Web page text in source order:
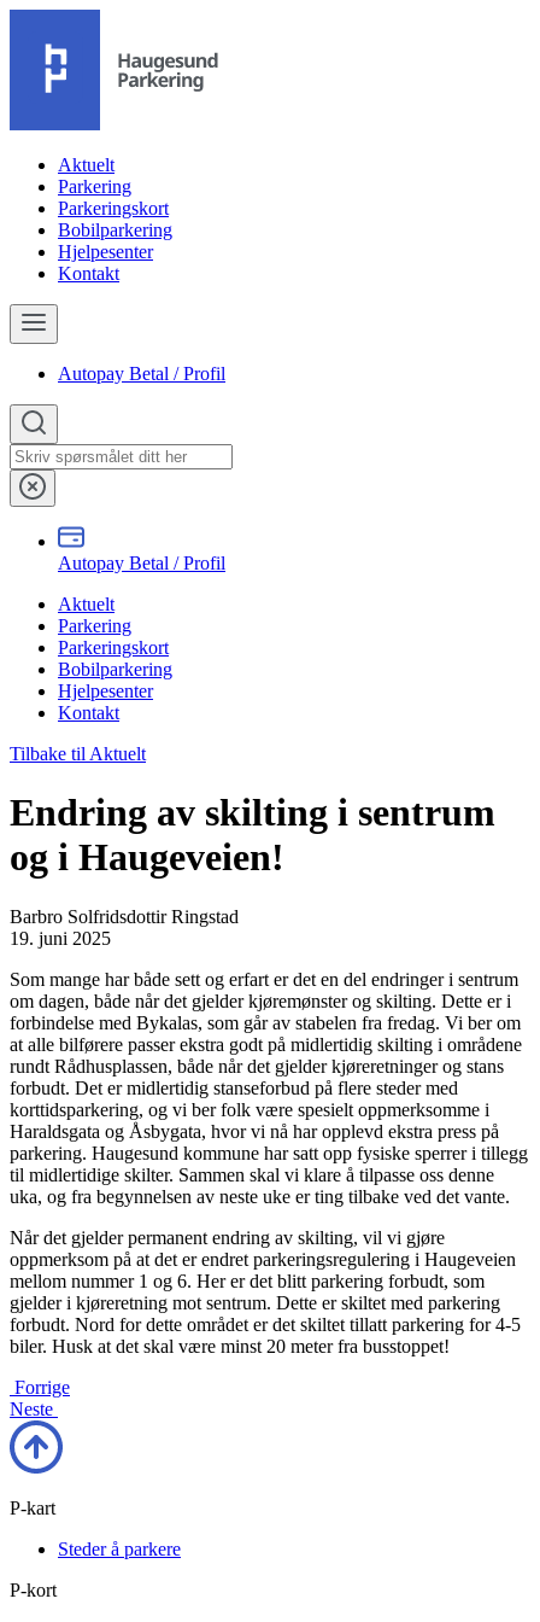
Aktuelt
Parkering
Parkeringskort
Bobilparkering
Hjelpesenter
Kontakt
Autopay Betal / Profil
Autopay Betal / Profil
Aktuelt
Parkering
Parkeringskort
Bobilparkering
Hjelpesenter
Kontakt
Tilbake til Aktuelt
Endring av skilting i sentrum
og i Haugeveien!
Barbro Solfridsdottir Ringstad
19. juni 2025
Som mange har både sett og erfart er det en del endringer i sentrum
om dagen, både når det gjelder kjøremønster og skilting. Dette er i
forbindelse med Bykalas, som går av stabelen fra fredag. Vi ber om
at alle bilførere passer ekstra godt på midlertidig skilting i områdene
rundt Rådhusplassen, både når det gjelder kjøreretninger og stans
forbudt. Det er midlertidig stanseforbud på flere steder med
korttidsparkering, og vi ber folk være spesielt oppmerksomme i
Haraldsgata og Åsbygata, hvor vi nå har opplevd ekstra press på
parkering. Haugesund kommune har satt opp fysiske sperrer i tillegg
til midlertidige skilter. Sammen skal vi klare å tilpasse oss denne
uka, og fra begynnelsen av neste uke er ting tilbake ved det vante.
Når det gjelder permanent endring av skilting, vil vi gjøre
oppmerksom på at det er endret parkeringsregulering i Haugeveien
mellom nummer 1 og 6. Her er det blitt parkering forbudt, som
gjelder i kjøreretning mot sentrum. Dette er skiltet med parkering
forbudt. Nord for dette området er det skiltet tillatt parkering for 4-5
biler. Husk at det skal være minst 20 meter fra busstoppet!
Forrige
Neste
P-kart
Steder å parkere
P-kort